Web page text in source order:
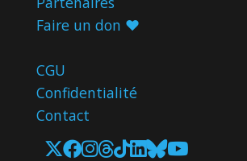
Faire un don ♥️
CGU
Confidentialité
Contact